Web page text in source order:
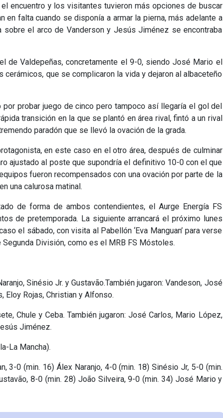
encuentro y los visitantes tuvieron más opciones de buscar
en falta cuando se disponía a armar la pierna, más adelante a
el arco de Vanderson y Jesús Jiménez se encontraba
de Valdepeñas, concretamente el 9-0, siendo José Mario el
que se complicaron la vida y dejaron al albaceteño
probar juego de cinco pero tampoco así llegaría el gol del
transición en la que se plantó en área rival, fintó a un rival
paradón que se llevó la ovación de la grada.
en este caso en el otro área, después de culminar
ajustado al poste que supondría el definitivo 10-0 con el que
fueron recompensados con una ovación por parte de la
una calurosa matinal.
de forma de ambos contendientes, el Aurge Energía FS
de pretemporada. La siguiente arrancará el próximo lunes
el sábado, con visita al Pabellón ‘Eva Manguan’ para verse
División, como es el MRB FS Móstoles.
Sinésio Jr. y Gustavão.También jugaron: Vandeson, José
Eloy Rojas, Christian y Alfonso.
Chule y Ceba. También jugaron: José Carlos, Mario López,
Jiménez.
La Mancha).
3-0 (min. 16) Álex Naranjo, 4-0 (min. 18) Sinésio Jr, 5-0 (min.
8-0 (min. 28) João Silveira, 9-0 (min. 34) José Mario y